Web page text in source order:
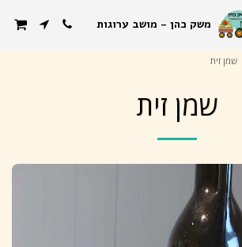
משק כהן - מושב ערוגות
שמן זית
שמן זית